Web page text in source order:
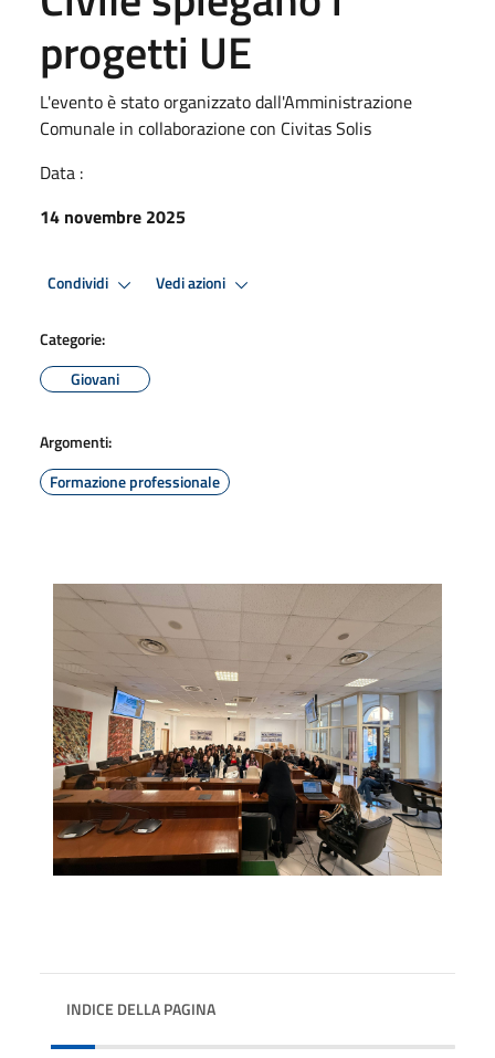
progetti UE
L'evento è stato organizzato dall'Amministrazione
Comunale in collaborazione con Civitas Solis
Data :
14 novembre 2025
Condividi Vedi azioni
Categorie:
Giovani
Argomenti:
Formazione professionale
INDICE DELLA PAGINA